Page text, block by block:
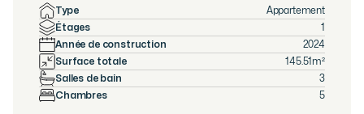
Type
Appartement
Étages
1
Année de construction
2024
Surface totale
145.51 m²
Salles de bain
3
Chambres
5